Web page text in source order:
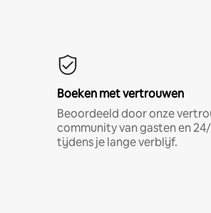
Boeken met vertrouwen
Beoordeeld door onze
community van gasten en
tijdens je lange verblijf.